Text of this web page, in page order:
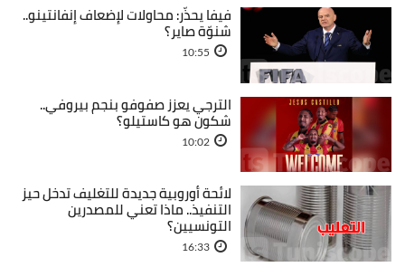
فيفا يحذّر: محاولات لإضعاف إنفانتينو..
شنوّة صاير؟
10:55
الترجي يعزز صفوفو بنجم بيروفي..
شكون هو كاستيلو؟
10:02
لائحة أوروبية جديدة للتغليف تدخل حيز
التنفيذ.. ماذا تعني للمصدرين
التونسيين؟
16:33